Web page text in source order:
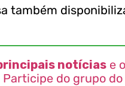
também
notícias e
Participe do grupo do